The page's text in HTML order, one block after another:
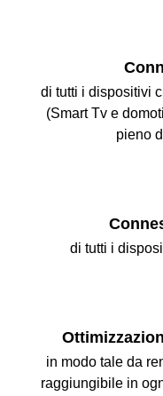
di tutti i dispositivi
(Smart Tv e
pieno
di tutti i
in modo tale da
raggiungibile in